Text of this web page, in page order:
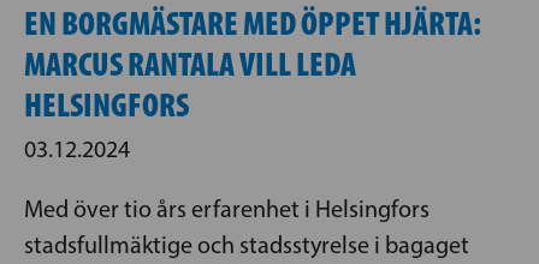
EN BORGMÄSTARE MED ÖPPET HJÄRTA:
MARCUS RANTALA VILL LEDA
HELSINGFORS
03.12.2024
Med över tio års erfarenhet i Helsingfors
stadsfullmäktige och stadsstyrelse i bagaget